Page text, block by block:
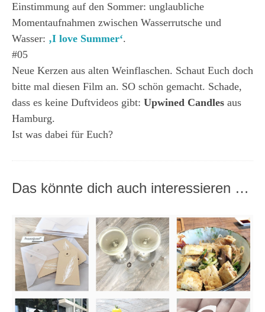
Einstimmung auf den Sommer: unglaubliche
Momentaufnahmen zwischen Wasserrutsche und
Wasser: ‚I love Summer‘.
#05
Neue Kerzen aus alten Weinflaschen. Schaut Euch doch
bitte mal diesen Film an. SO schön gemacht. Schade,
dass es keine Duftvideos gibt: Upwined Candles aus
Hamburg.
Ist was dabei für Euch?
Das könnte dich auch interessieren …